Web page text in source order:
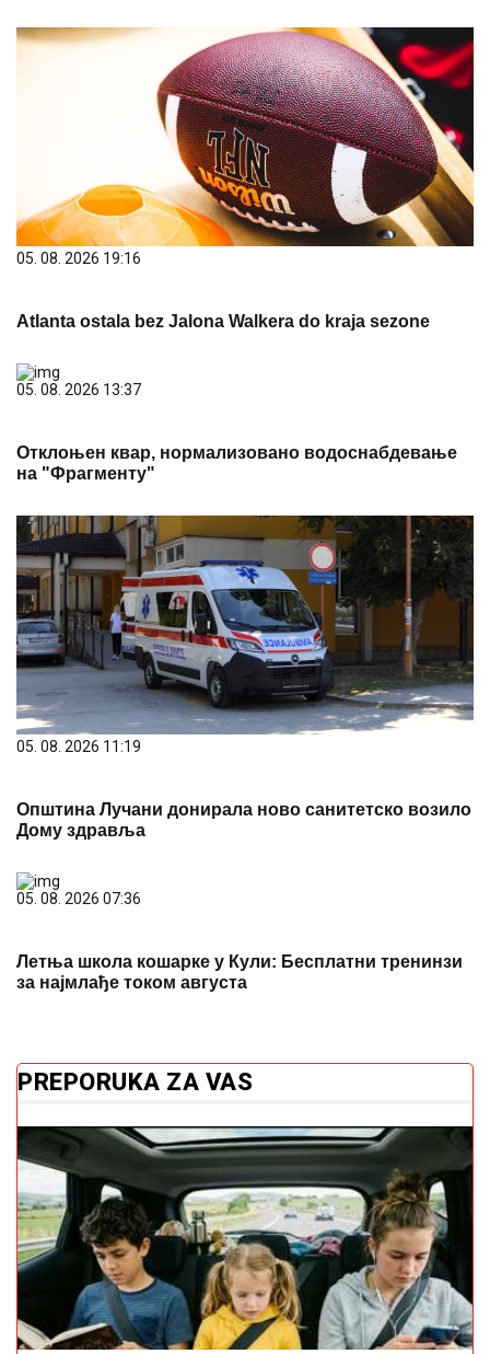
05. 08. 2026 19:16
Atlanta ostala bez Jalona Walkera do kraja sezone
05. 08. 2026 13:37
Отклоњен квар, нормализовано водоснабдевање
на "Фрагменту"
05. 08. 2026 11:19
Општина Лучани донирала ново санитетско возило
Дому здравља
05. 08. 2026 07:36
Летња школа кошарке у Кули: Бесплатни тренинзи
за најмлађе током августа
PREPORUKA ZA VAS